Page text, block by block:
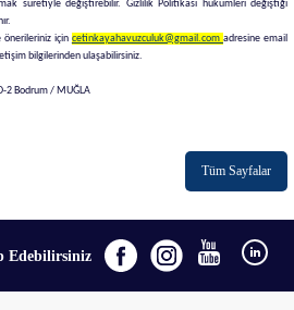
suretiyle değiştirebilir. Gizlilik Politikası hükümleri değiştiği
önerileriniz için cetinkayahavuzculuk@gmail.com adresine email
bilgilerinden ulaşabilirsiniz.
2 Bodrum / MUĞLA
Tüm Sayfalar
Edebilirsiniz